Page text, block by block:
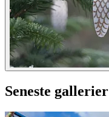
Seneste gallerier